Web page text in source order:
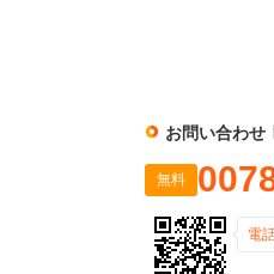
お問い合わせ
無料
電